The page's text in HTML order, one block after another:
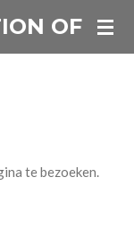
OF
te bezoeken.